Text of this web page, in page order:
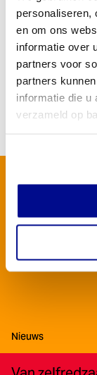
personaliseren,
en om ons
informatie over
partners voor
partners
informatie die u
verzameld op
Winnaars van de
Lindenhovius
Lees meer
niet gemaakt
Type:
Nieuws